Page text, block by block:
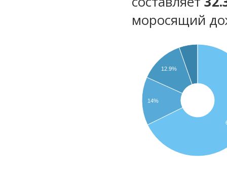
моросящий
12.9%
14%